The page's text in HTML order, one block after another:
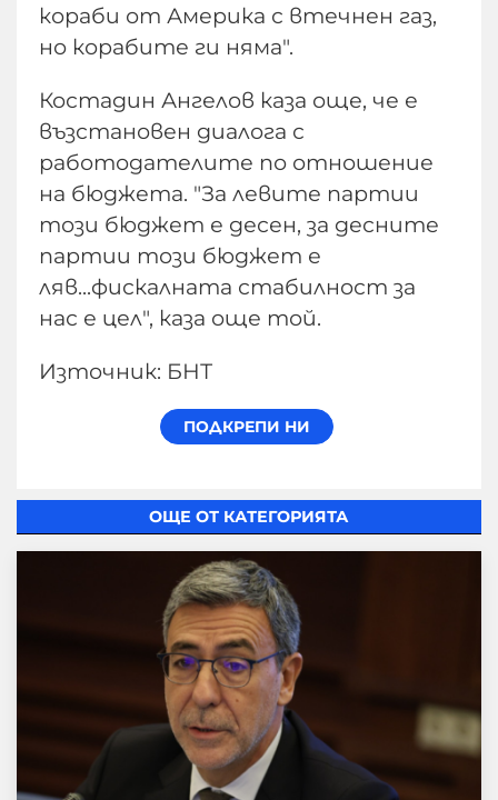
кораби от Америка с втечнен газ,
но корабите ги няма".
Костадин Ангелов каза още, че е
възстановен диалога с
работодателите по отношение
на бюджета. "За левите партии
този бюджет е десен, за десните
партии този бюджет е
ляв...фискалната стабилност за
нас е цел", каза още той.
Източник: БНТ
ОЩЕ ОТ КАТЕГОРИЯТА